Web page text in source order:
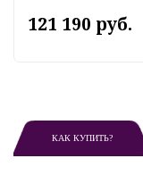
121 190 руб.
КАК КУПИТЬ?